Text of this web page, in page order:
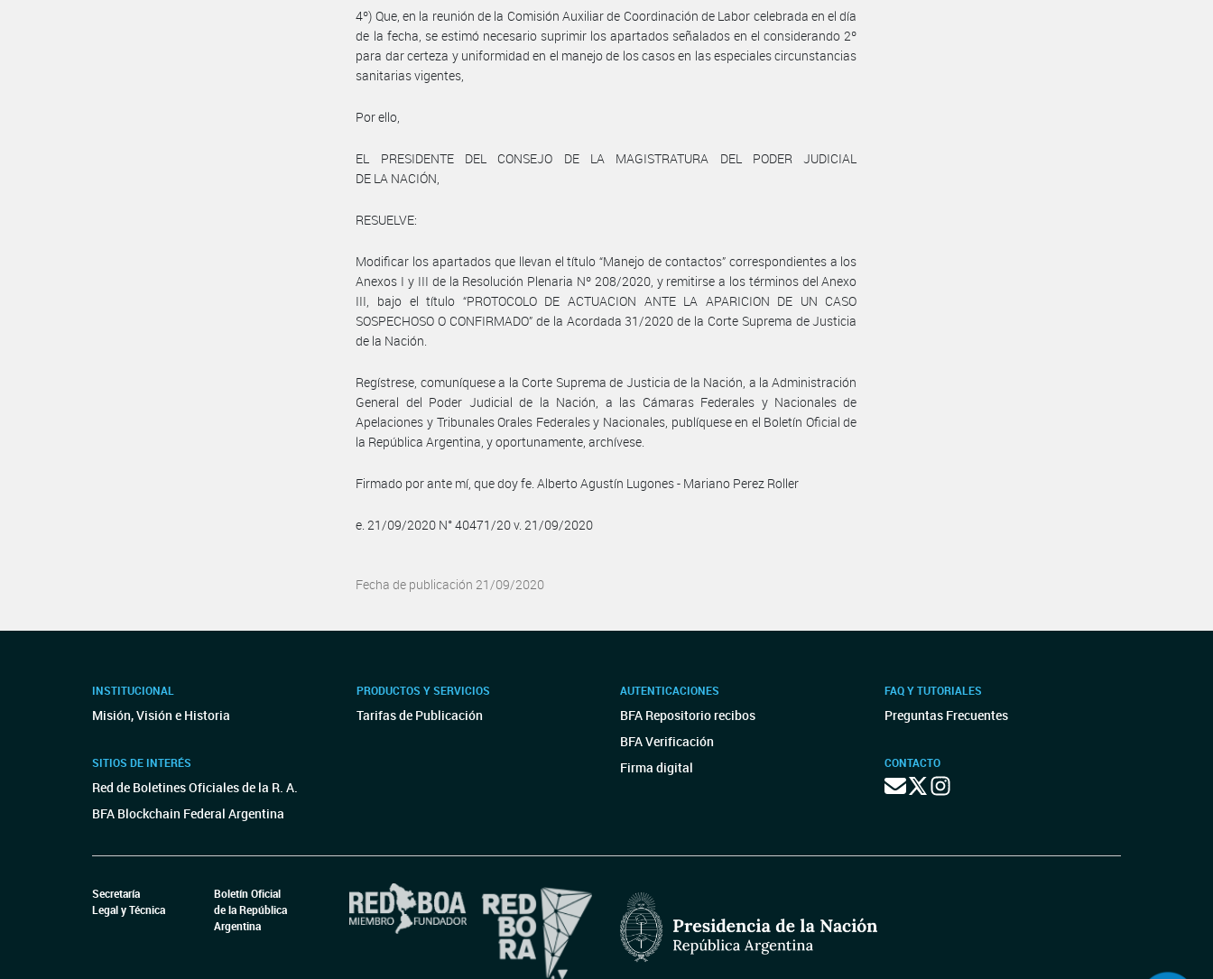
4º) Que, en la reunión de la Comisión Auxiliar de Coordinación de Labor celebrada en el día
de la fecha, se estimó necesario suprimir los apartados señalados en el considerando 2º
para dar certeza y uniformidad en el manejo de los casos en las especiales circunstancias
sanitarias vigentes,
Por ello,
EL PRESIDENTE DEL CONSEJO DE LA MAGISTRATURA DEL PODER JUDICIAL
DE LA NACIÓN,
RESUELVE:
Modificar los apartados que llevan el título “Manejo de contactos” correspondientes a los
Anexos I y III de la Resolución Plenaria Nº 208/2020, y remitirse a los términos del Anexo
III, bajo el título “PROTOCOLO DE ACTUACION ANTE LA APARICION DE UN CASO
SOSPECHOSO O CONFIRMADO” de la Acordada 31/2020 de la Corte Suprema de Justicia
de la Nación.
Regístrese, comuníquese a la Corte Suprema de Justicia de la Nación, a la Administración
General del Poder Judicial de la Nación, a las Cámaras Federales y Nacionales de
Apelaciones y Tribunales Orales Federales y Nacionales, publíquese en el Boletín Oficial de
la República Argentina, y oportunamente, archívese.
Firmado por ante mí, que doy fe. Alberto Agustín Lugones - Mariano Perez Roller
e. 21/09/2020 N° 40471/20 v. 21/09/2020
Fecha de publicación 21/09/2020
INSTITUCIONAL
Misión, Visión e Historia
SITIOS DE INTERÉS
Red de Boletines Oficiales de la R. A.
BFA Blockchain Federal Argentina
PRODUCTOS Y SERVICIOS
Tarifas de Publicación
AUTENTICACIONES
BFA Repositorio recibos
BFA Verificación
Firma digital
FAQ Y TUTORIALES
Preguntas Frecuentes
CONTACTO
Secretaría
Legal y Técnica
Boletín Oficial
de la República
Argentina